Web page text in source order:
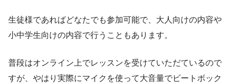
生徒様であればどなたでも参加可能で、大人向けの内容や
小中学生向けの内容で行うこともあります。
普段はオンライン上でレッスンを受けていただているので
すが、やはり実際にマイクを使って大音量でビートボック